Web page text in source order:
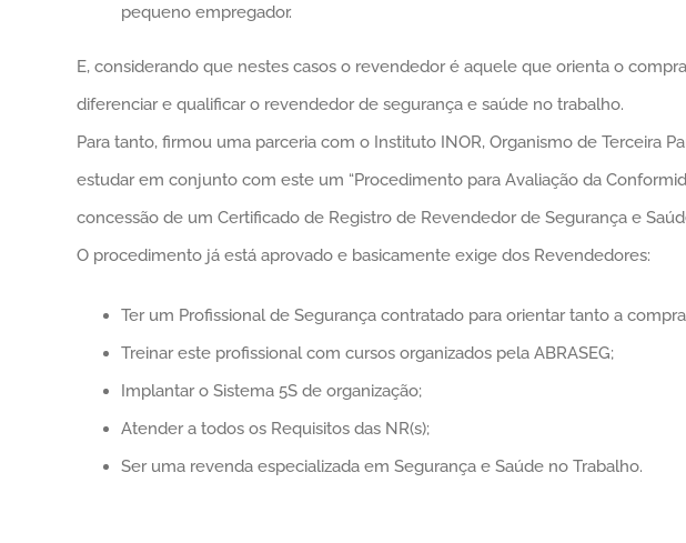
pequeno empregador.
E, considerando que nestes casos o revendedor é aquele que orienta o
diferenciar e qualificar o revendedor de segurança e saúde no trabalho.
Para tanto, firmou uma parceria com o Instituto INOR, Organismo de Terceira
estudar em conjunto com este um “Procedimento para Avaliação da
concessão de um Certificado de Registro de Revendedor de Segurança e
O procedimento já está aprovado e basicamente exige dos Revendedores:
Ter um Profissional de Segurança contratado para orientar tanto a
Treinar este profissional com cursos organizados pela ABRASEG;
Implantar o Sistema 5S de organização;
Atender a todos os Requisitos das NR(s);
Ser uma revenda especializada em Segurança e Saúde no Trabalho.